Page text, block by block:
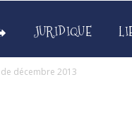
JURIDIQUE
de décembre 2013